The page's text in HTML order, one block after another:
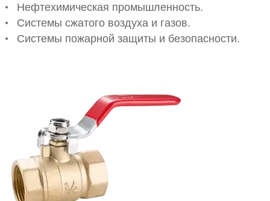
Нефтехимическая промышленность.
Системы сжатого воздуха и газов.
Системы пожарной защиты и безопасности.